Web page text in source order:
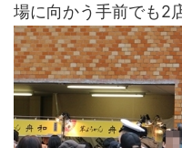
場に向かう手前でも2